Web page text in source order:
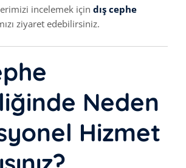
incelemek için dış cephe
ziyaret edebilirsiniz.
Neden
Hizmet